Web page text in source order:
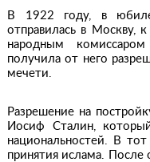
В 1922 году, в
отправилась в Москву,
народным
получила от него
мечети.
Разрешение на
Иосиф Сталин,
национальностей. В
принятия ислама. После